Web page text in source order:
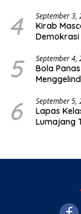
4 September 3,
Kirab
5 September 4,
Bola
6 September 5,
Lapas
Lumajang